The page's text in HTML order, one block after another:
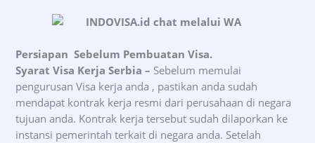
Persiapan Sebelum Pembuatan Visa.
Syarat Visa Kerja Serbia – Sebelum memulai
pengurusan Visa kerja anda , pastikan anda sudah
mendapat kontrak kerja resmi dari perusahaan di negara
tujuan anda. Kontrak kerja tersebut sudah dilaporkan ke
instansi pemerintah terkait di negara anda. Setelah